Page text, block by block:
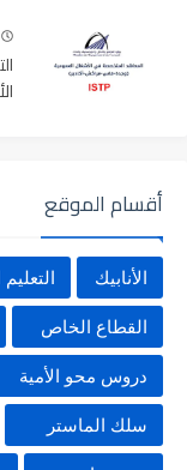
أقسام الموقع
الأنابيك
القطاع الخاص
دروس محو الأمية
سلك الماستر